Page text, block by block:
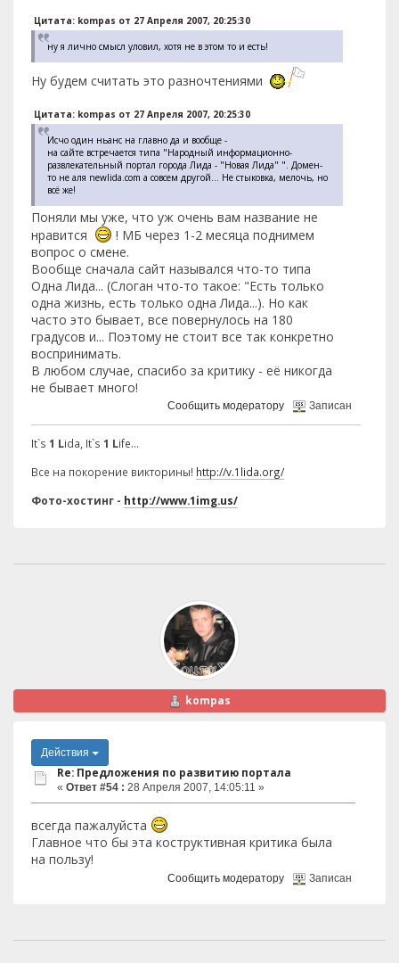
Цитата: kompas от 27 Апреля 2007, 20:25:30
ну я лично смысл уловил, хотя не в этом то и есть!
Ну будем считать это разночтениями
Цитата: kompas от 27 Апреля 2007, 20:25:30
Исчо один ньанс на главно да и вообще -
на сайте встречается типа "Народный информационно-
развлекательный портал города Лида - "Новая Лида" ". Домен-
то не аля newlida.com а совсем другой... Не стыковка, мелочь, но
всё же!
Поняли мы уже, что уж очень вам название не
нравится
! МБ через 1-2 месяца поднимем
вопрос о смене.
Вообще сначала сайт назывался что-то типа
Одна Лида... (Слоган что-то такое: "Есть только
одна жизнь, есть только одна Лида...). Но как
часто это бывает, все повернулось на 180
градусов и... Поэтому не стоит все так конкретно
воспринимать.
В любом случае, спасибо за критику - её никогда
не бывает много!
Сообщить модератору Записан
It`s 1 Lida, It`s 1 Life...
Все на покорение викторины! http://v.1lida.org/
Фото-хостинг - http://www.1img.us/
kompas
Действия
Re: Предложения по развитию портала
« Ответ #54 : 28 Апреля 2007, 14:05:11 »
всегда пажалуйста
Главное что бы эта коструктивная критика была
на пользу!
Сообщить модератору Записан